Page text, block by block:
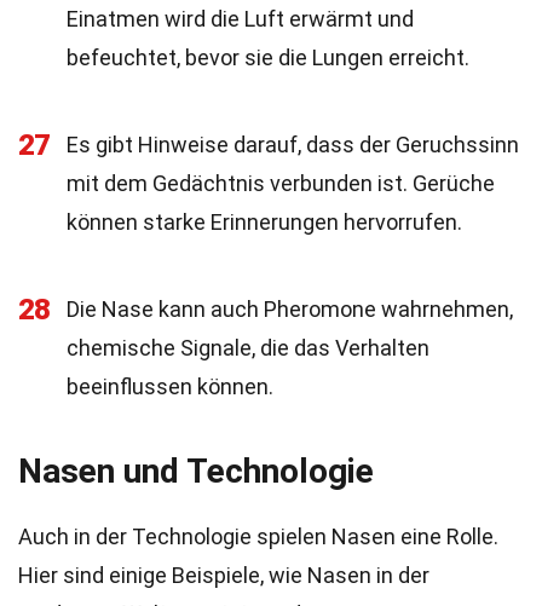
Einatmen wird die Luft erwärmt und
befeuchtet, bevor sie die Lungen erreicht.
27
Es gibt Hinweise darauf, dass der Geruchssinn
mit dem Gedächtnis verbunden ist. Gerüche
können starke Erinnerungen hervorrufen.
28
Die Nase kann auch Pheromone wahrnehmen,
chemische Signale, die das Verhalten
beeinflussen können.
Nasen und Technologie
Auch in der Technologie spielen Nasen eine Rolle.
Hier sind einige Beispiele, wie Nasen in der